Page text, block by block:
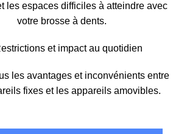
les espaces difficiles à atteindre avec
votre brosse à dents.
et impact au quotidien
les avantages et inconvénients entre
fixes et les appareils amovibles.